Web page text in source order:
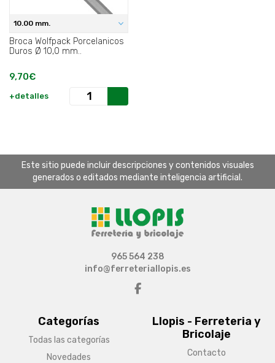
10.00 mm.
Broca Wolfpack Porcelanicos
Duros Ø 10,0 mm..
9,70€
+detalles
Este sitio puede incluir descripciones y contenidos visuales
generados o editados mediante inteligencia artificial.
Categorías
Todas las categorías
Novedades
Llopis - Ferreteria y
Bricolaje
Contacto
965 564 238
info@ferreteriallopis.es